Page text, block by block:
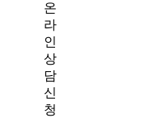
온
라
인
상
담
신
청